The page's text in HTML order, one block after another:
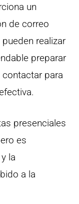
un
de correo
realizar
preparar
para
presenciales
es
la
a la